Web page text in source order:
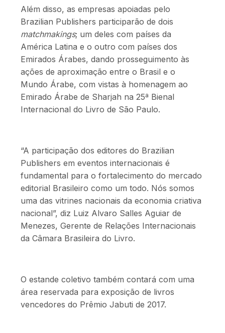
Além disso, as empresas apoiadas pelo
Brazilian Publishers participarão de dois
matchmakings; um deles com países da
América Latina e o outro com países dos
Emirados Árabes, dando prosseguimento às
ações de aproximação entre o Brasil e o
Mundo Árabe, com vistas à homenagem ao
Emirado Árabe de Sharjah na 25ª Bienal
Internacional do Livro de São Paulo.
“A participação dos editores do Brazilian
Publishers em eventos internacionais é
fundamental para o fortalecimento do mercado
editorial Brasileiro como um todo. Nós somos
uma das vitrines nacionais da economia criativa
nacional”, diz Luiz Alvaro Salles Aguiar de
Menezes, Gerente de Relações Internacionais
da Câmara Brasileira do Livro.
O estande coletivo também contará com uma
área reservada para exposição de livros
vencedores do Prêmio Jabuti de 2017.